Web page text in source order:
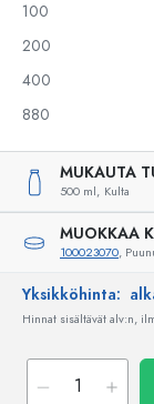
100
200
400
880
MUKAUTA
500 ml, Kulta
MUOKKAA
100023070,
Yksikköhinta:
Hinnat sisältävät alv:n,